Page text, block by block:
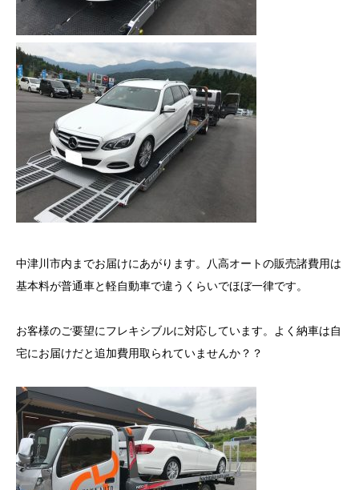
中津川市内までお届けにあがります。八高オートの販売諸費用は
基本料が普通車と軽自動車で違うくらいでほぼ一律です。
お客様のご要望にフレキシブルに対応しています。よく納車は自
宅にお届けだと追加費用取られていませんか？？